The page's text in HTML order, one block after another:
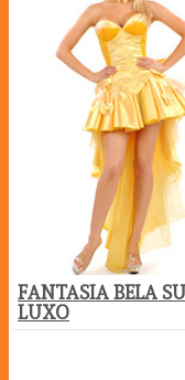
FANTASIA BELA
LUXO